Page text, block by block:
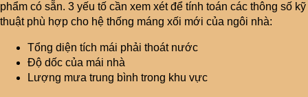
phẩm có sẵn. 3 yếu tố cần xem xét để tính toán các thông số kỹ
thuật phù hợp cho hệ thống máng xối mới của ngôi nhà:
Tổng diện tích mái phải thoát nước
Độ dốc của mái nhà
Lượng mưa trung bình trong khu vực